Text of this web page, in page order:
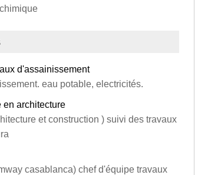
d'assainissement
eau potable, electricités.
en architecture
et construction ) suivi des travaux
casablanca) chef d'équipe travaux